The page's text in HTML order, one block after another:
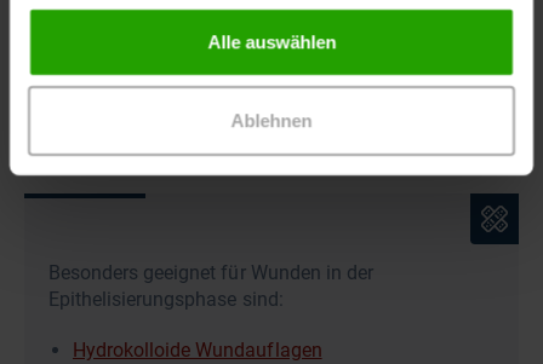
gesammelt haben.
Alle auswählen
Ablehnen
Hypergranulationoder atrophische Granulation vor,
können die Epithelzellen die Wunde nicht vollständig
aufgeht, sollte die Wunde nicht zu feucht behandelt
Besonders geeignet für Wunden in der
Epithelisierungsphase sind:
Hydrokolloide Wundauflagen